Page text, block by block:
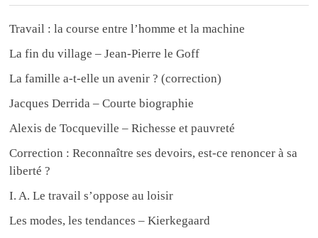
Travail : la course entre l’homme et la machine
La fin du village – Jean-Pierre le Goff
La famille a-t-elle un avenir ? (correction)
Jacques Derrida – Courte biographie
Alexis de Tocqueville – Richesse et pauvreté
Correction : Reconnaître ses devoirs, est-ce renoncer à sa
liberté ?
I. A. Le travail s’oppose au loisir
Les modes, les tendances – Kierkegaard